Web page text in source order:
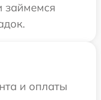
займемся
и оплаты